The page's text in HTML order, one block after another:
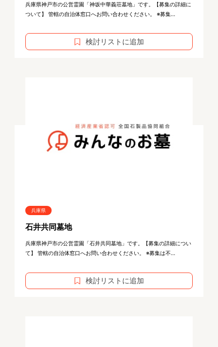
兵庫県神戸市の公営霊園「神坂中華義荘墓地」です。【募集の詳細に
ついて】 管轄の自治体窓口へお問い合わせください。 ※募集...
検討リストに追加
兵庫県
石井共同墓地
兵庫県神戸市の公営霊園「石井共同墓地」です。【募集の詳細につい
て】 管轄の自治体窓口へお問い合わせください。 ※募集は不...
検討リストに追加